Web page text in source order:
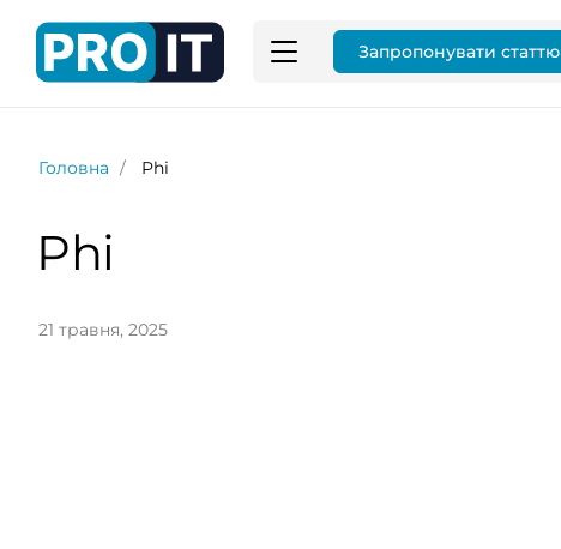
Запропонувати статтю
Головна Phi
Phi
21 травня, 2025